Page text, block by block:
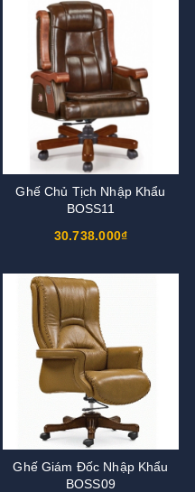
Ghế Chủ Tịch Nhập Khẩu
BOSS11
30.738.000₫
Ghế Giám Đốc Nhập Khẩu
BOSS09